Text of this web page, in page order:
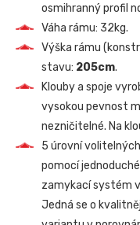
osmihranný profil
Váha rámu: 32kg.
Výška rámu
stavu: 205cm.
Klouby a spoje
vysokou pevnost
nezničitelné. Na
5 úrovní
pomocí
zamykací systém
Jedná se o